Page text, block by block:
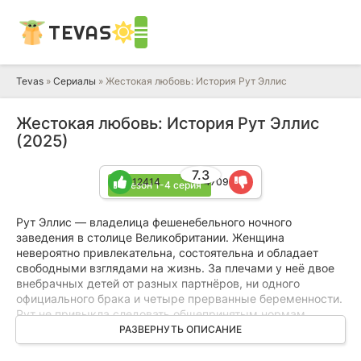
TEVAS
Tevas » Сериалы » Жестокая любовь: История Рут Эллис
Жестокая любовь: История Рут Эллис
(2025)
1 сезон 1-4 серия
7.3
12414 4709
Рут Эллис — владелица фешенебельного ночного
заведения в столице Великобритании. Женщина
невероятно привлекательна, состоятельна и обладает
свободными взглядами на жизнь. За плечами у неё двое
внебрачных детей от разных партнёров, ни одного
официального брака и четыре прерванные беременности.
Рут не привыкла следовать общепринятым нормам.
В пятидесятые годы за бизнес-леди начинает ухаживать
РАЗВЕРНУТЬ ОПИСАНИЕ